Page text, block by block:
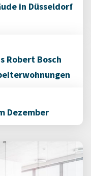
in Düsseldorf
Robert Bosch
Dezember